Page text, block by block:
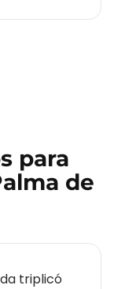
para
de
triplicó